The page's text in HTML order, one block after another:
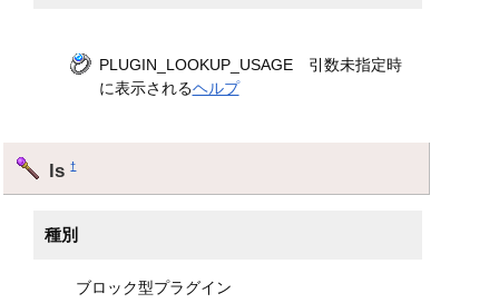
PLUGIN_LOOKUP_USAGE 引数未指定時
に表示されるヘルプ
ls†
種別
ブロック型プラグイン